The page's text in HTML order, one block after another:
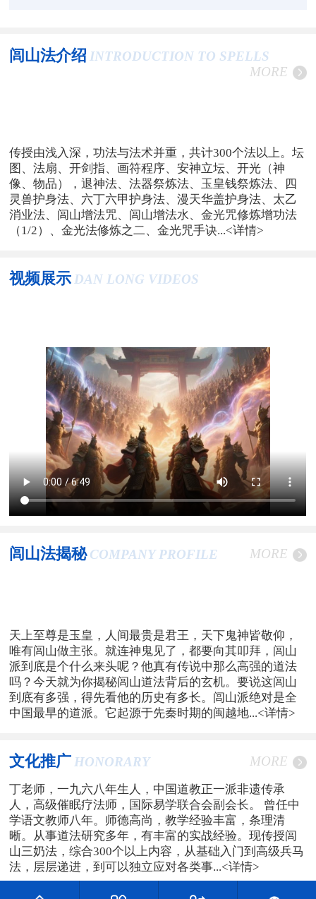
闾山法介绍 INTRODUCTION TO SPELLS
MORE
传授由浅入深，功法与法术并重，共计300个法以上。坛
图、法扇、开剑指、画符程序、安神立坛、开光（神
像、物品），退神法、法器祭炼法、玉皇钱祭炼法、四
灵兽护身法、六丁六甲护身法、漫天华盖护身法、太乙
消业法、闾山增法咒、闾山增法水、金光咒修炼增功法
（1/2）、金光法修炼之二、金光咒手诀...<详情>
视频展示 DAN LONG VIDEOS
闾山法揭秘 COMPANY PROFILE MORE
天上至尊是玉皇，人间最贵是君王，天下鬼神皆敬仰，
唯有闾山做主张。就连神鬼见了，都要向其叩拜，闾山
派到底是个什么来头呢？他真有传说中那么高强的道法
吗？今天就为你揭秘闾山道法背后的玄机。要说这闾山
到底有多强，得先看他的历史有多长。闾山派绝对是全
中国最早的道派。它起源于先秦时期的闽越地...<详情>
文化推广 HONORARY MORE
丁老师，一九六八年生人，中国道教正一派非遗传承
人，高级催眠疗法师，国际易学联合会副会长。 曾任中
学语文教师八年。师德高尚，教学经验丰富，条理清
晰。从事道法研究多年，有丰富的实战经验。现传授闾
山三奶法，综合300个以上内容，从基础入门到高级兵马
法，层层递进，到可以独立应对各类事...<详情>